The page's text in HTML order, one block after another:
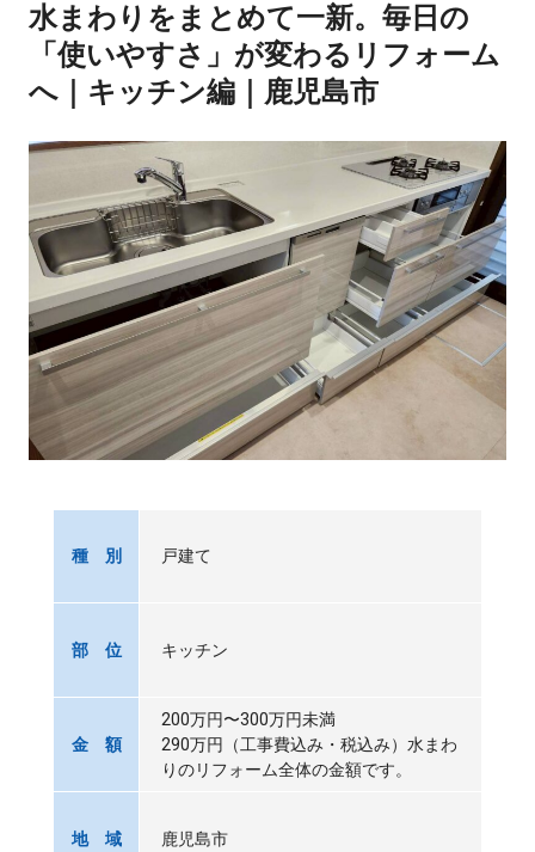
水まわりをまとめて一新。毎日の
「使いやすさ」が変わるリフォーム
へ｜キッチン編｜鹿児島市
種 別 戸建て
部 位 キッチン
金 額
200万円〜300万円未満
290万円（工事費込み・税込み）水まわ
りのリフォーム全体の金額です。
地 域 鹿児島市